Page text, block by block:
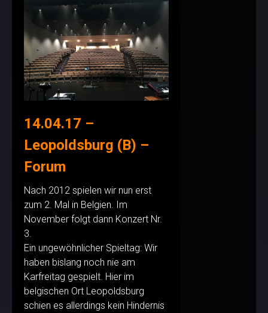
14.04.17 –
Leopoldsburg (B) –
Forum
Nach 2012 spielen wir nun erst
zum 2. Mal in Belgien. Im
November folgt dann Konzert Nr.
3.
Ein ungewöhnlicher Spieltag: Wir
haben bislang noch nie am
Karfreitag gespielt. Hier im
belgischen Ort Leopoldsburg
schien es allerdings kein Hindernis